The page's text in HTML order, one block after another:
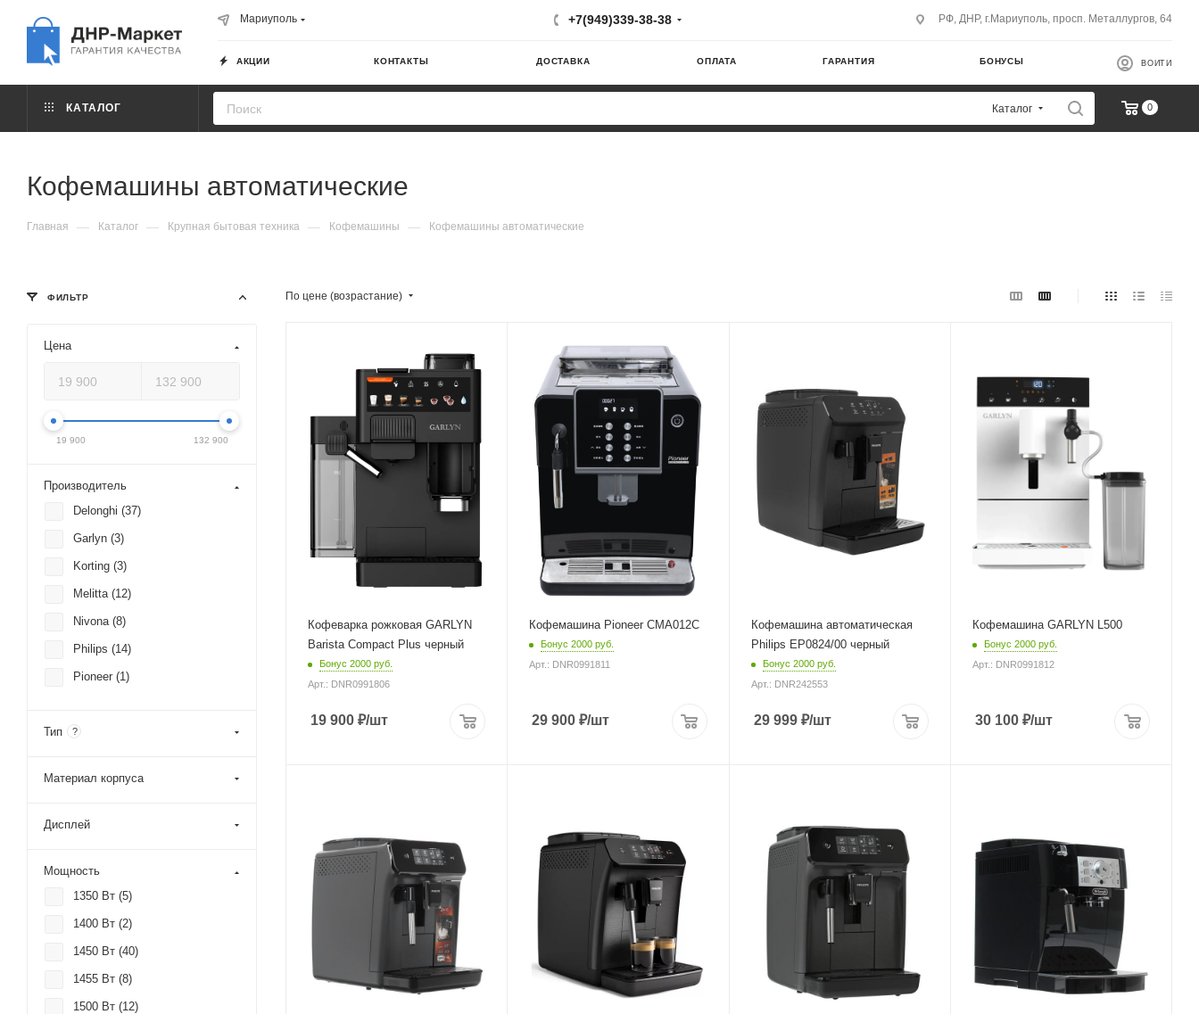
Мариуполь +7(949)339-38-38 РФ, ДНР, г.Мариуполь, просп. Металлургов, 64
АКЦИИ КОНТАКТЫ ДОСТАВКА ОПЛАТА ГАРАНТИЯ БОНУСЫ ВОЙТИ
КАТАЛОГ Каталог 0
Кофемашины автоматические
Главная — Каталог — Крупная бытовая техника — Кофемашины — Кофемашины автоматические
По цене (возрастание)
Длина сетевого шнура
0.62 м
Глубина
Кофеварка рожковая GARLYN
Barista Compact Plus черный
Бонус 2000 руб.
Арт.: DNR0991806
19 900 ₽/шт
Материал корпуса
пластик, металл
Мощность
1350 Вт
Длина сетевого шнура
1,13 м
Глубина
44 см
Кофемашина Pioneer CMA012C
Бонус 2000 руб.
Арт.: DNR0991811
29 900 ₽/шт
Питание
от сети
Мощность
1.3 м
Глубина
37 см
Кофемашина автоматическая
Philips EP0824/00 черный
Бонус 2000 руб.
Арт.: DNR242553
29 999₽/шт
Мощность
1350 Вт
Длина сетевого шнура
Кофемашина GARLYN L500
Бонус 2000 руб.
Арт.: DNR0991812
30 100₽/шт
Мощность
1500 Вт
Длина сетевого шнура
1 м
Питание
от сети
Мощность
1500 Вт
43.3 см
от сети
Мощность
Длина сетевого шнура
43 см
ФИЛЬТР
Цена
19 900 132 900
Производитель
Delonghi (37)
Garlyn (3)
Korting (3)
Melitta (12)
Nivona (8)
Philips (14)
Pioneer (1)
Тип ?
Материал корпуса
Дисплей
Мощность
1350 Вт (5)
1400 Вт (2)
1450 Вт (40)
1455 Вт (8)
1500 Вт (12)